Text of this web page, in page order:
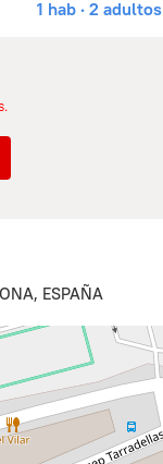
1 hab · 2 adultos
ESPAÑA